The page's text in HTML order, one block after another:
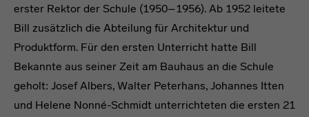
erster Rektor der Schule (1950–1956). Ab 1952 leitete
Bill zusätzlich die Abteilung für Architektur und
Produktform. Für den ersten Unterricht hatte Bill
Bekannte aus seiner Zeit am Bauhaus an die Schule
geholt: Josef Albers, Walter Peterhans, Johannes Itten
und Helene Nonné-Schmidt unterrichteten die ersten 21